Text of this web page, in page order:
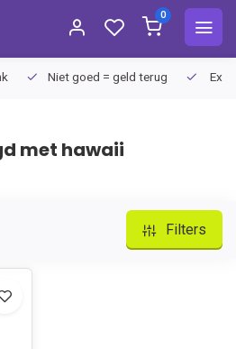
0
Niet goed = geld terug
met hawaii
Filters